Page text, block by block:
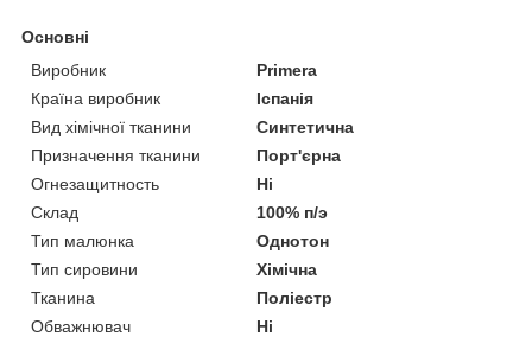
Основні
Виробник
Primera
Країна виробник
Іспанія
Вид хімічної тканини
Синтетична
Призначення тканини
Порт'єрна
Огнезащитность
Ні
Склад
100% п/э
Тип малюнка
Однотон
Тип сировини
Хімічна
Тканина
Поліестр
Обважнювач
Ні